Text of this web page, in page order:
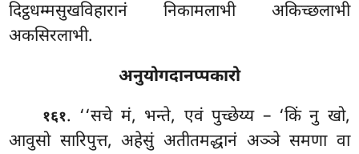
दिट्ठधम्मसुखविहारानं निकामलाभी अकिच्छलाभी
अकसिरलाभी.
अनुयोगदानप्पकारो
१६१. ‘‘सचे मं, भन्ते, एवं पुच्छेय्य – ‘किं नु खो,
आवुसो सारिपुत्त, अहेसुं अतीतमद्धानं अञ्ञे समणा वा